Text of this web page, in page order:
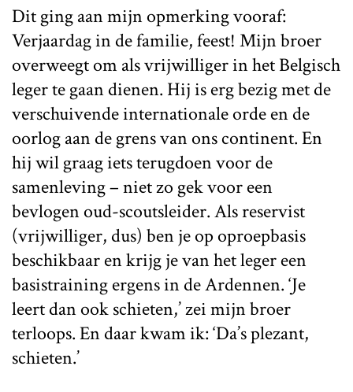
Dit ging aan mijn opmerking vooraf:
Verjaardag in de familie, feest! Mijn broer
overweegt om als vrijwilliger in het Belgisch
leger te gaan dienen. Hij is erg bezig met de
verschuivende internationale orde en de
oorlog aan de grens van ons continent. En
hij wil graag iets terugdoen voor de
samenleving – niet zo gek voor een
bevlogen oud-scoutsleider. Als reservist
(vrijwilliger, dus) ben je op oproepbasis
beschikbaar en krijg je van het leger een
basistraining ergens in de Ardennen. ‘Je
leert dan ook schieten,’ zei mijn broer
terloops. En daar kwam ik: ‘Da’s plezant,
schieten.’